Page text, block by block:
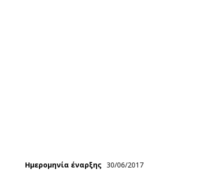
Ημερομηνία έναρξης 30/06/2017